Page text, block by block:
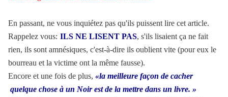
En passant, ne vous inquiétez pas qu'ils puissent lire cet article.
Rappelez vous: ILS NE LISENT PAS, s'ils lisaient ça ne fait
rien, ils sont amnésiques, c'est-à-dire ils oublient vite (pour eux le
bourreau et la victime ont la même fausse).
Encore et une fois de plus, «la meilleure façon de cacher
quelque chose à un Noir est de la mettre dans un livre. »